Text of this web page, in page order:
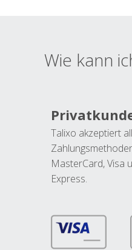
Wie kann
Talixo akzeptiert
MasterCard, Visa
Express.